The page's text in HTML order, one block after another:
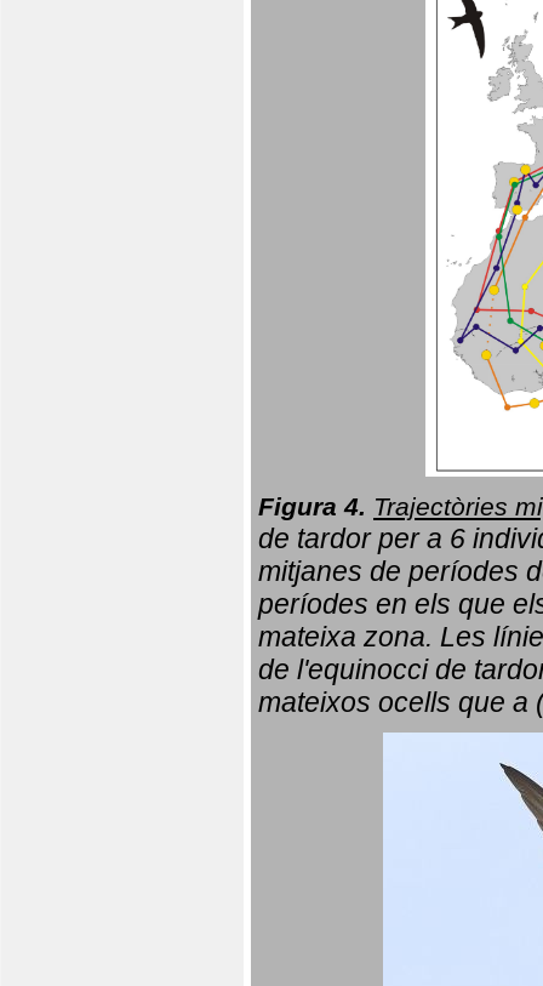
Figura 4. Trajectòries
de tardor per a 6
mitjanes de períodes
períodes en els que
mateixa zona. Les
de l'equinocci de
mateixos ocells que a